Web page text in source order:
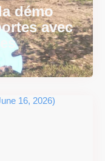
démo
avec